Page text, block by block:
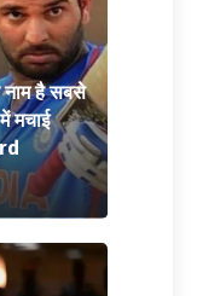
नाम है सबसे
मचाई